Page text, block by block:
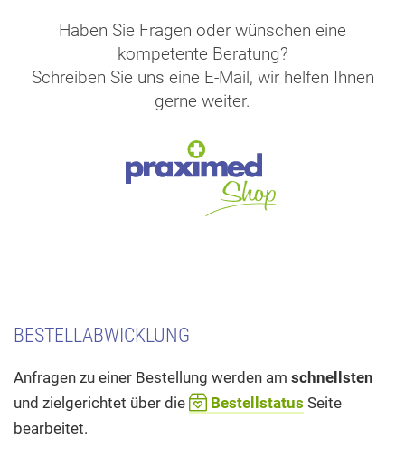
Haben Sie Fragen oder wünschen eine
kompetente Beratung?
Schreiben Sie uns eine E-Mail, wir helfen Ihnen
gerne weiter.
BESTELLABWICKLUNG
Anfragen zu einer Bestellung werden am schnellsten
und zielgerichtet über die
Bestellstatus Seite
bearbeitet.